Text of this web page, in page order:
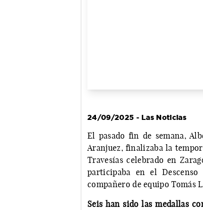
24/09/2025 - Las Noticias
El pasado fin de semana,
Aranjuez, finalizaba la
Travesías celebrado en
participaba en el
compañero de equipo Tomás
Seis han sido las medallas